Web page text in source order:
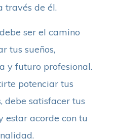
través de él.
ser el camino
tus sueños,
y futuro profesional.
potenciar tus
debe satisfacer tus
estar acorde con tu